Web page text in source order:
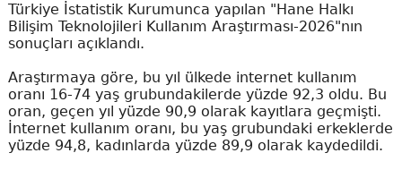
Türkiye İstatistik Kurumunca yapılan "Hane Halkı
Bilişim Teknolojileri Kullanım Araştırması-2026"nın
sonuçları açıklandı.
Araştırmaya göre, bu yıl ülkede internet kullanım
oranı 16-74 yaş grubundakilerde yüzde 92,3 oldu. Bu
oran, geçen yıl yüzde 90,9 olarak kayıtlara geçmişti.
İnternet kullanım oranı, bu yaş grubundaki erkeklerde
yüzde 94,8, kadınlarda yüzde 89,9 olarak kaydedildi.